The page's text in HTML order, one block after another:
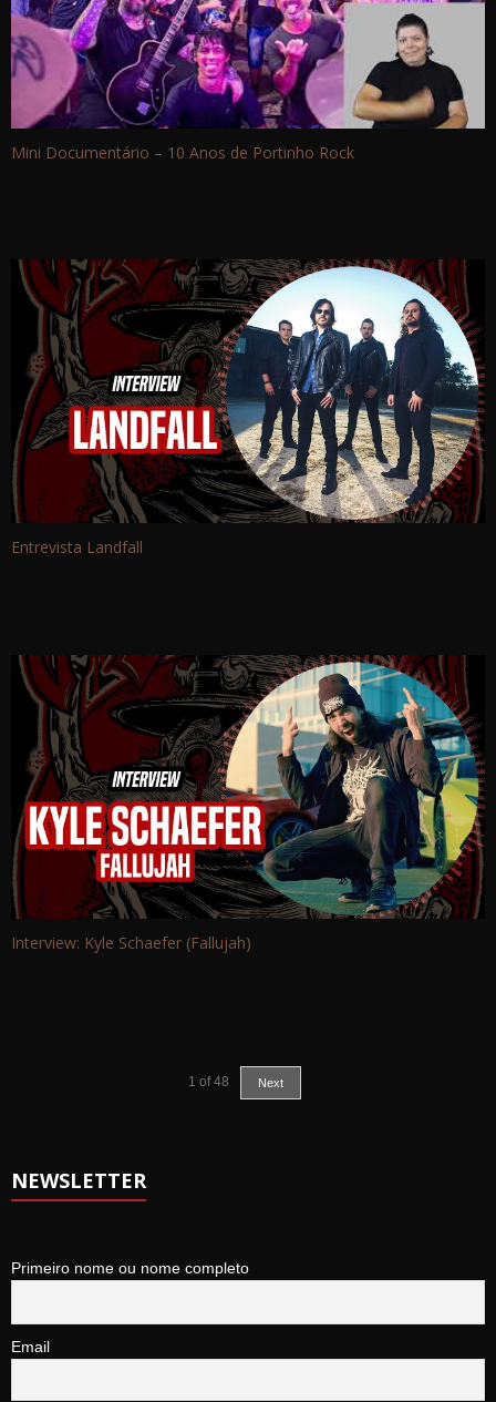
Mini Documentário – 10 Anos de Portinho Rock
Entrevista Landfall
Interview: Kyle Schaefer (Fallujah)
1 of 48 Next
NEWSLETTER
Primeiro nome ou nome completo
Email